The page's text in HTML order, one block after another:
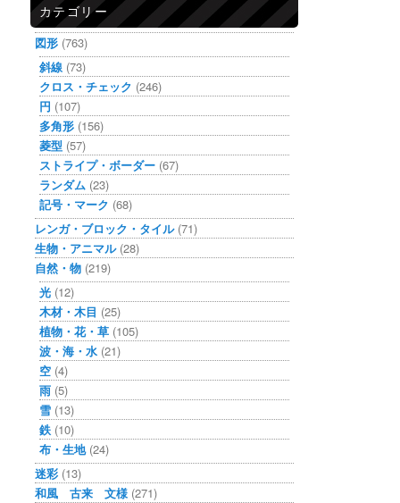
カテゴリー
図形 (763)
斜線 (73)
クロス・チェック (246)
円 (107)
多角形 (156)
菱型 (57)
ストライプ・ボーダー (67)
ランダム (23)
記号・マーク (68)
レンガ・ブロック・タイル(71)
生物・アニマル(28)
自然・物 (219)
光 (12)
木材・木目 (25)
植物・花・草 (105)
波・海・水 (21)
空 (4)
雨 (5)
雪 (13)
鉄 (10)
布・生地(24)
迷彩 (13)
和風 古来 文様 (271)